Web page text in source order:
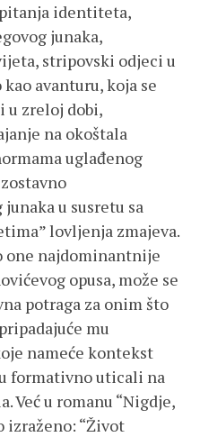
identiteta,
junaka,
stripovski odjeci u
avanturu, koja se
u zreloj dobi,
na okoštala
uglađenog
u susretu sa
lovljenja zmajeva.
one najdominantnije
opusa, može se
potraga za onim što
mu
nameće kontekst
formativno uticali na
Već u romanu “Nigdje,
izraženo: “Život